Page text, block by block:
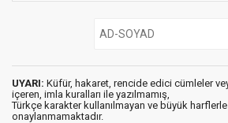
UYARI: Küfür, hakaret, rencide edici cümleler
içeren, imla kuralları ile yazılmamış,
Türkçe karakter kullanılmayan ve büyük harflerle
onaylanmamaktadır.